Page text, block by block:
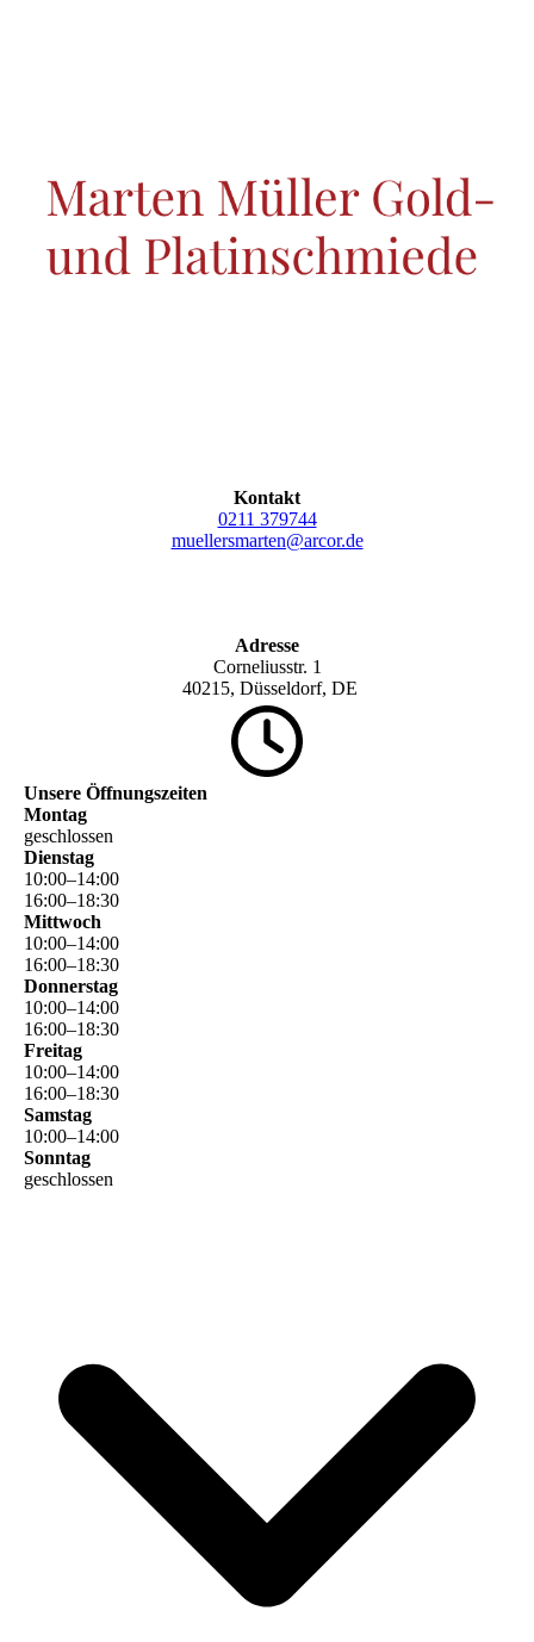
Kontakt
0211 379744
muellersmarten@arcor.de
Adresse
Corneliusstr. 1
40215, Düsseldorf, DE
Unsere Öffnungszeiten
Montag
geschlossen
Dienstag
10:00–14:00
16:00–18:30
Mittwoch
10:00–14:00
16:00–18:30
Donnerstag
10:00–14:00
16:00–18:30
Freitag
10:00–14:00
16:00–18:30
Samstag
10:00–14:00
Sonntag
geschlossen